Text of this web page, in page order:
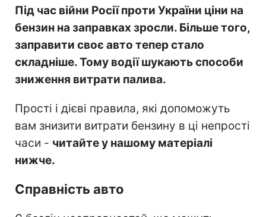
Під час війни Росії проти України ціни на
бензин на заправках зросли. Більше того,
заправити своє авто тепер стало
складніше. Тому водії шукають способи
зниження витрати палива.
Прості і дієві правила, які допоможуть
вам знизити витрати бензину в ці непрості
часи - читайте у нашому матеріалі
нижче.
Справність авто